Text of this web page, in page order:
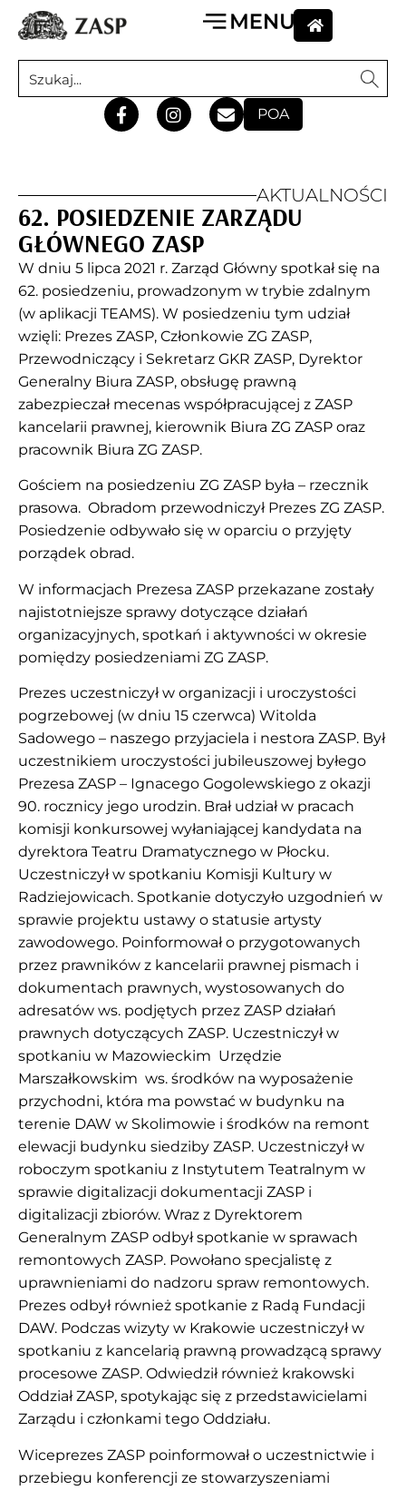
POA
AKTUALNOŚCI
62. POSIEDZENIE ZARZĄDU
GŁÓWNEGO ZASP
W dniu 5 lipca 2021 r. Zarząd Główny spotkał się na
62. posiedzeniu, prowadzonym w trybie zdalnym
(w aplikacji TEAMS). W posiedzeniu tym udział
wzięli: Prezes ZASP, Członkowie ZG ZASP,
Przewodniczący i Sekretarz GKR ZASP, Dyrektor
Generalny Biura ZASP, obsługę prawną
zabezpieczał mecenas współpracującej z ZASP
kancelarii prawnej, kierownik Biura ZG ZASP oraz
pracownik Biura ZG ZASP.
Gościem na posiedzeniu ZG ZASP była – rzecznik
prasowa. Obradom przewodniczył Prezes ZG ZASP.
Posiedzenie odbywało się w oparciu o przyjęty
porządek obrad.
W informacjach Prezesa ZASP przekazane zostały
najistotniejsze sprawy dotyczące działań
organizacyjnych, spotkań i aktywności w okresie
pomiędzy posiedzeniami ZG ZASP.
Prezes uczestniczył w organizacji i uroczystości
pogrzebowej (w dniu 15 czerwca) Witolda
Sadowego – naszego przyjaciela i nestora ZASP. Był
uczestnikiem uroczystości jubileuszowej byłego
Prezesa ZASP – Ignacego Gogolewskiego z okazji
90. rocznicy jego urodzin. Brał udział w pracach
komisji konkursowej wyłaniającej kandydata na
dyrektora Teatru Dramatycznego w Płocku.
Uczestniczył w spotkaniu Komisji Kultury w
Radziejowicach. Spotkanie dotyczyło uzgodnień w
sprawie projektu ustawy o statusie artysty
zawodowego. Poinformował o przygotowanych
przez prawników z kancelarii prawnej pismach i
dokumentach prawnych, wystosowanych do
adresatów ws. podjętych przez ZASP działań
prawnych dotyczących ZASP. Uczestniczył w
spotkaniu w Mazowieckim Urzędzie
Marszałkowskim ws. środków na wyposażenie
przychodni, która ma powstać w budynku na
terenie DAW w Skolimowie i środków na remont
elewacji budynku siedziby ZASP. Uczestniczył w
roboczym spotkaniu z Instytutem Teatralnym w
sprawie digitalizacji dokumentacji ZASP i
digitalizacji zbiorów. Wraz z Dyrektorem
Generalnym ZASP odbył spotkanie w sprawach
remontowych ZASP. Powołano specjalistę z
uprawnieniami do nadzoru spraw remontowych.
Prezes odbył również spotkanie z Radą Fundacji
DAW. Podczas wizyty w Krakowie uczestniczył w
spotkaniu z kancelarią prawną prowadzącą sprawy
procesowe ZASP. Odwiedził również krakowski
Oddział ZASP, spotykając się z przedstawicielami
Zarządu i członkami tego Oddziału.
Wiceprezes ZASP poinformował o uczestnictwie i
przebiegu konferencji ze stowarzyszeniami